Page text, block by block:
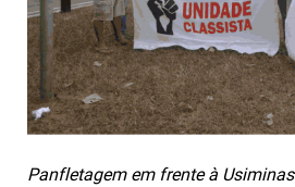
Panfletagem em frente à Usiminas